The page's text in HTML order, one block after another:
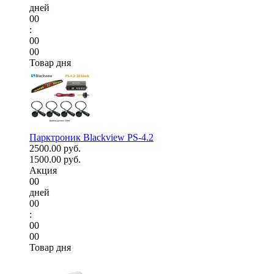
дней
00
:
00
00
Товар дня
Парктроник Blackview PS-4.2
2500.00 руб.
1500.00 руб.
Акция
00
дней
00
:
00
00
Товар дня